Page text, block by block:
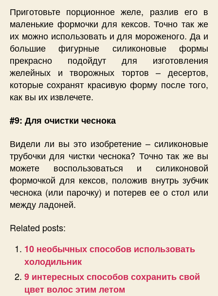
Приготовьте порционное желе, разлив его в
маленькие формочки для кексов. Точно так же
их можно использовать и для мороженого. Да и
большие фигурные силиконовые формы
прекрасно подойдут для изготовления
желейных и творожных тортов – десертов,
которые сохранят красивую форму после того,
как вы их извлечете.
#9: Для очистки чеснока
Видели ли вы это изобретение – силиконовые
трубочки для чистки чеснока? Точно так же вы
можете воспользоваться и силиконовой
формочкой для кексов, положив внутрь зубчик
чеснока (или парочку) и потерев ее о стол или
между ладоней.
Related posts:
10 необычных способов использовать
холодильник
9 интересных способов сохранить свой
цвет волос этим летом